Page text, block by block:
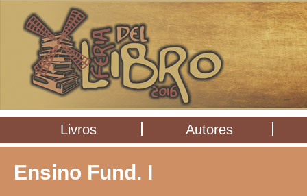
Livros Autores
Ensino Fund. I